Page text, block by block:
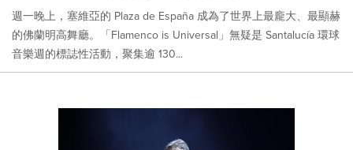
週一晚上，塞維亞的 Plaza de España 成為了世界上最龐大、最顯赫
的佛蘭明高舞廳。「Flamenco is Universal」無疑是 Santalucía 環球
音樂週的標誌性活動，聚集逾 130...